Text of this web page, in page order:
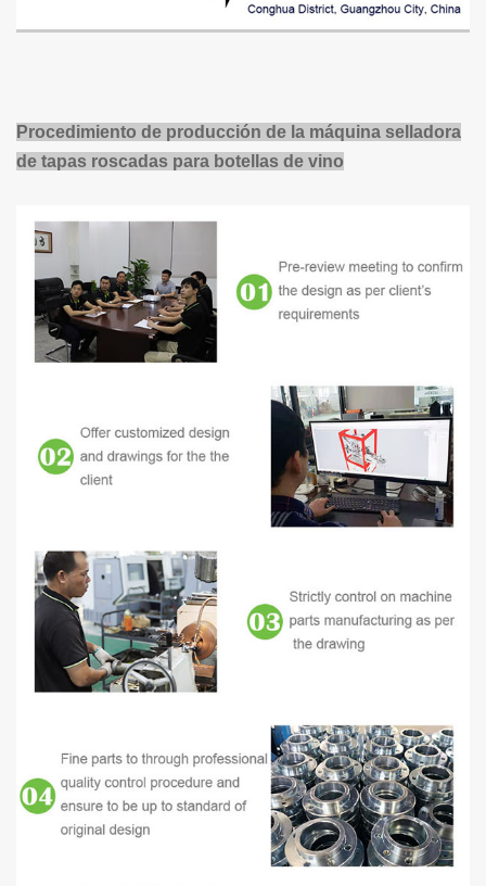
Procedimiento de producción de la máquina selladora
de tapas roscadas para botellas de vino